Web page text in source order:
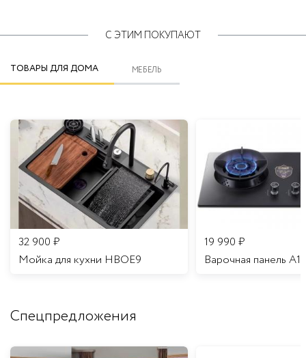
С ЭТИМ ПОКУПАЮТ
ТОВАРЫ ДЛЯ ДОМА МЕБЕЛЬ
32 900 ₽
Мойка для кухни HBOE9
19 990 ₽
Варочная панель A16
Спецпредложения